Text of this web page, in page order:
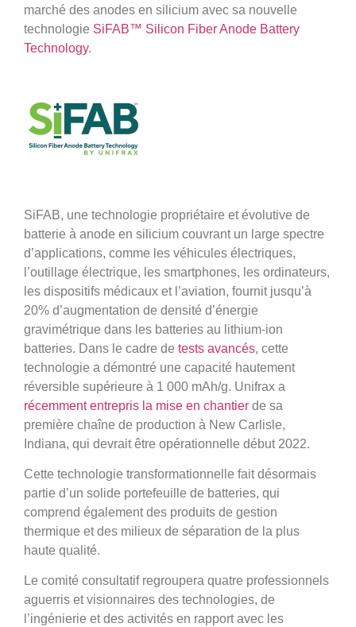
marché des anodes en silicium avec sa nouvelle
technologie SiFAB™ Silicon Fiber Anode Battery
Technology.
SiFAB, une technologie propriétaire et évolutive de
batterie à anode en silicium couvrant un large spectre
d’applications, comme les véhicules électriques,
l’outillage électrique, les smartphones, les ordinateurs,
les dispositifs médicaux et l’aviation, fournit jusqu’à
20% d’augmentation de densité d’énergie
gravimétrique dans les batteries au lithium-ion
batteries. Dans le cadre de tests avancés, cette
technologie a démontré une capacité hautement
réversible supérieure à 1 000 mAh/g. Unifrax a
récemment entrepris la mise en chantier de sa
première chaîne de production à New Carlisle,
Indiana, qui devrait être opérationnelle début 2022.
Cette technologie transformationnelle fait désormais
partie d’un solide portefeuille de batteries, qui
comprend également des produits de gestion
thermique et des milieux de séparation de la plus
haute qualité.
Le comité consultatif regroupera quatre professionnels
aguerris et visionnaires des technologies, de
l’ingénierie et des activités en rapport avec les